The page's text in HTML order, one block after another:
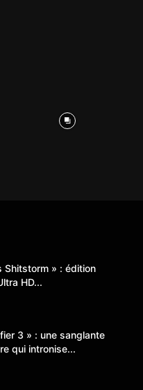
Shitstorm » : édition
HD...
3 » : une sanglante
qui intronise...